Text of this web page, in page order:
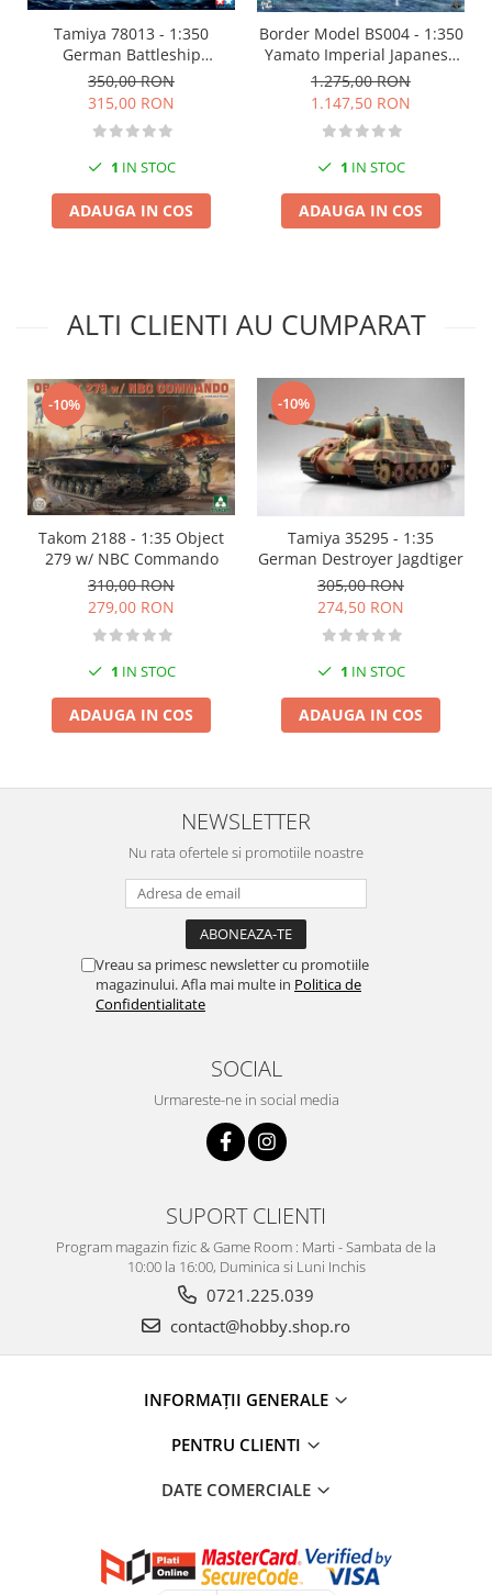
Spray
Speedpaint Markers
Markere Metalice
Tamiya 78013 - 1:350
German Battleship
Bismarck
350,00 RON
315,00 RON
1 IN STOC
ADAUGA IN COS
Border Model BS004 - 1:350
Yamato Imperial Japanese
Navy Battleship
1.275,00 RON
1.147,50 RON
1 IN STOC
ADAUGA IN COS
ALTI CLIENTI AU CUMPARAT
-10%
Takom 2188 - 1:35 Object
279 w/ NBC Commando
310,00 RON
279,00 RON
1 IN STOC
ADAUGA IN COS
-10%
Tamiya 35295 - 1:35
German Destroyer Jagdtiger
305,00 RON
274,50 RON
1 IN STOC
ADAUGA IN COS
NEWSLETTER
Nu rata ofertele si promotiile noastre
Vreau sa primesc newsletter cu promotiile
magazinului. Afla mai multe in Politica de
Confidentialitate
SOCIAL
Urmareste-ne in social media
SUPORT CLIENTI
Program magazin fizic & Game Room : Marti - Sambata de la
10:00 la 16:00, Duminica si Luni Inchis
0721.225.039
contact@hobby.shop.ro
INFORMAŢII GENERALE
PENTRU CLIENTI
DATE COMERCIALE